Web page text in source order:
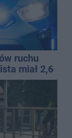
ruchu
miał 2,6